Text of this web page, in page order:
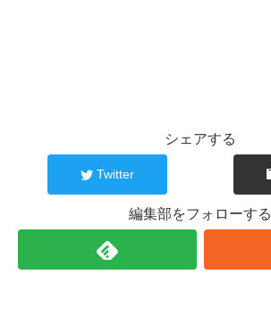
シェアする
Twitter
編集部をフォローする